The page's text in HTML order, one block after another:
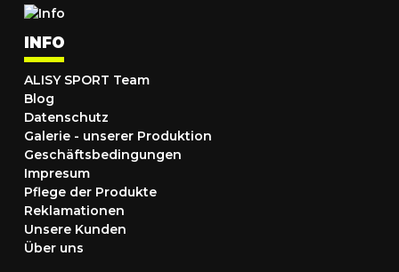
INFO
ALISY SPORT Team
Blog
Datenschutz
Galerie - unserer Produktion
Geschäftsbedingungen
Impresum
Pflege der Produkte
Reklamationen
Unsere Kunden
Über uns